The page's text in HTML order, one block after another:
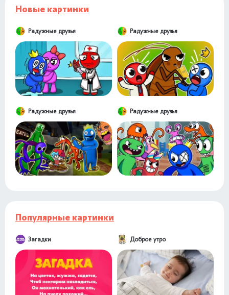
Новые картинки
Радужные друзья Радужные друзья
Радужные друзья Радужные друзья
Популярные картинки
Загадки Доброе утро